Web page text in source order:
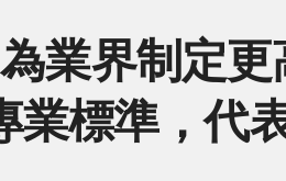
為業界制定
業標準，代